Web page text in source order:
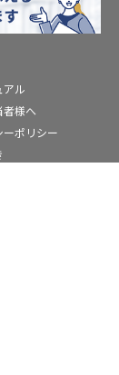
アル
者様へ
ーポリシー